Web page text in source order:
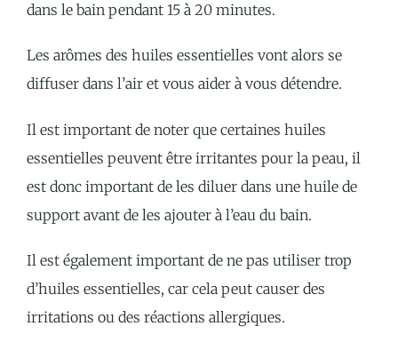
dans le bain pendant 15 à 20 minutes.
Les arômes des huiles essentielles vont alors se
diffuser dans l’air et vous aider à vous détendre.
Il est important de noter que certaines huiles
essentielles peuvent être irritantes pour la peau, il
est donc important de les diluer dans une huile de
support avant de les ajouter à l’eau du bain.
Il est également important de ne pas utiliser trop
d’huiles essentielles, car cela peut causer des
irritations ou des réactions allergiques.